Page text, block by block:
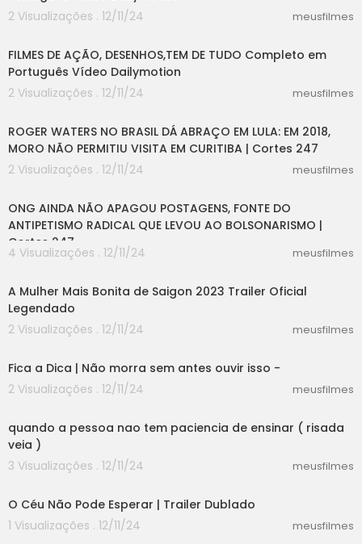
2 Visualizações . 12/11/24
meusfilmes
FILMES DE AÇÃO, DESENHOS,TEM DE TUDO Completo em
Português Vídeo Dailymotion
2 Visualizações . 12/11/24
meusfilmes
ROGER WATERS NO BRASIL DÁ ABRAÇO EM LULA: EM 2018,
MORO NÃO PERMITIU VISITA EM CURITIBA | Cortes 247
2 Visualizações . 12/11/24
meusfilmes
ONG AINDA NÃO APAGOU POSTAGENS, FONTE DO
ANTIPETISMO RADICAL QUE LEVOU AO BOLSONARISMO |
Cortes 247
4 Visualizações . 12/11/24 meusfilmes
A Mulher Mais Bonita de Saigon 2023 Trailer Oficial
Legendado
2 Visualizações . 12/11/24
meusfilmes
Fica a Dica | Não morra sem antes ouvir isso -
2 Visualizações . 12/11/24
meusfilmes
quando a pessoa nao tem paciencia de ensinar ( risada
veia )
3 Visualizações . 12/11/24
meusfilmes
O Céu Não Pode Esperar | Trailer Dublado
1 Visualizações . 12/11/24
meusfilmes